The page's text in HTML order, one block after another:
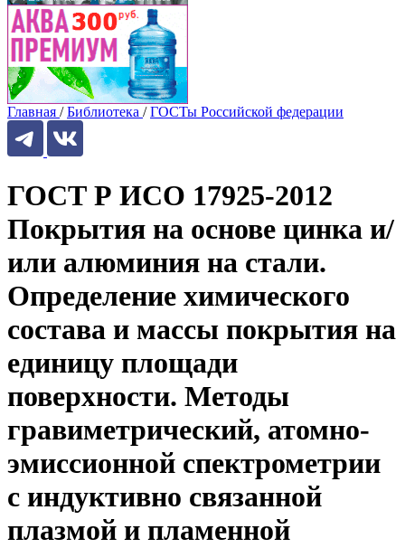
Главная / Библиотека / ГОСТы Российской федерации
ГОСТ Р ИСО 17925-2012
Покрытия на основе цинка и/
или алюминия на стали.
Определение химического
состава и массы покрытия на
единицу площади
поверхности. Методы
гравиметрический, атомно-
эмиссионной спектрометрии
с индуктивно связанной
плазмой и пламенной